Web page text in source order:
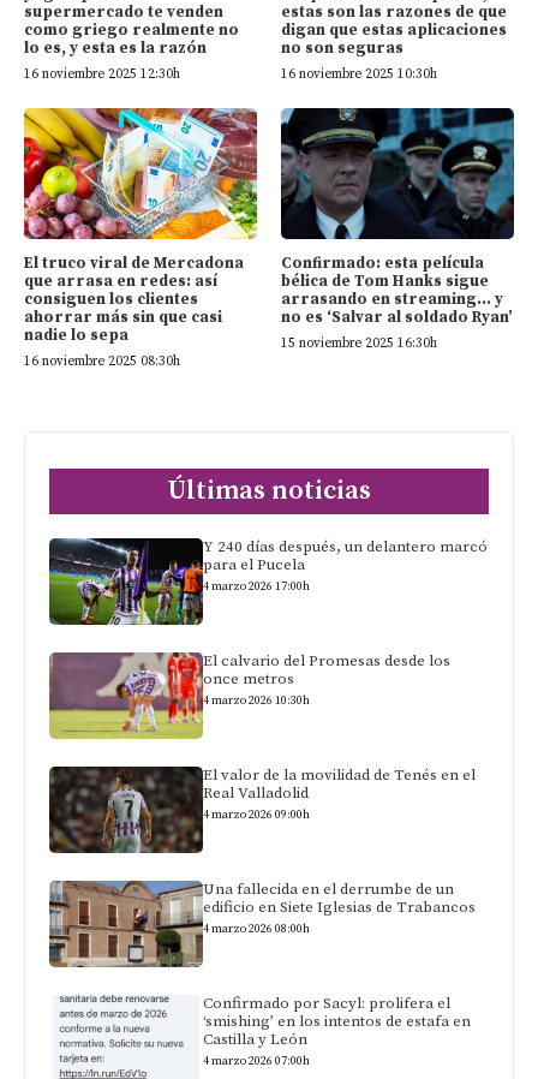
supermercado te venden
como griego realmente no
lo es, y esta es la razón
16 noviembre 2025 12:30h
estas son las razones de que
digan que estas aplicaciones
no son seguras
16 noviembre 2025 10:30h
El truco viral de Mercadona
que arrasa en redes: así
consiguen los clientes
ahorrar más sin que casi
nadie lo sepa
16 noviembre 2025 08:30h
Confirmado: esta película
bélica de Tom Hanks sigue
arrasando en streaming… y
no es ‘Salvar al soldado Ryan’
15 noviembre 2025 16:30h
Últimas noticias
Y 240 días después, un delantero marcó
para el Pucela
4 marzo 2026 17:00h
El calvario del Promesas desde los
once metros
4 marzo 2026 10:30h
El valor de la movilidad de Tenés en el
Real Valladolid
4 marzo 2026 09:00h
Una fallecida en el derrumbe de un
edificio en Siete Iglesias de Trabancos
4 marzo 2026 08:00h
Confirmado por Sacyl: prolifera el
‘smishing’ en los intentos de estafa en
Castilla y León
4 marzo 2026 07:00h